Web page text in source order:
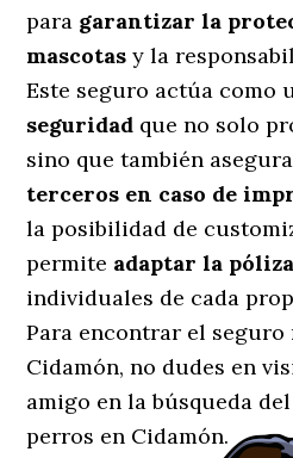
para garantizar la
mascotas y la
Este seguro actúa como
seguridad que no solo
sino que también
terceros en caso de
la posibilidad de
permite adaptar la póliza
individuales de cada
Para encontrar el seguro
Cidamón, no dudes en
amigo en la búsqueda
perros en Cidamón.